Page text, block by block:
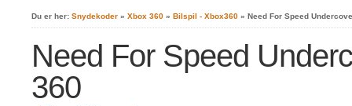
Du er her: Snydekoder » Xbox 360 » Bilspil - Xbox360 » Need For Speed
Need For Speed
360